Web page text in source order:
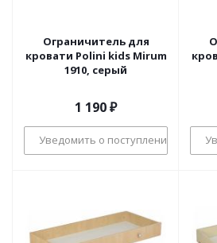
Ограничитель для
кровати Polini kids Mirum
1910, серый
1 190₽
Уведомить о поступлении